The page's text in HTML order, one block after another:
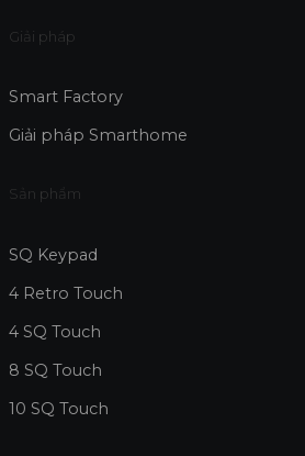
Giải pháp
Smart Factory
Giải pháp Smarthome
Sản phẩm
SQ Keypad
4 Retro Touch
4 SQ Touch
8 SQ Touch
10 SQ Touch